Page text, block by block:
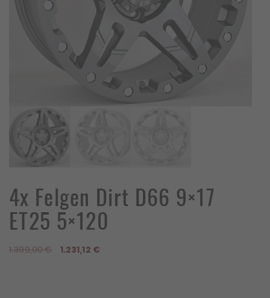
4x Felgen Dirt D66 9×17
ET25 5×120
1.399,00€
Ursprünglicher
1.231,12 €Aktueller